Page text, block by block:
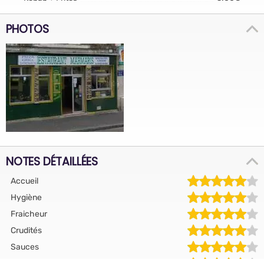
PHOTOS
NOTES DÉTAILLÉES
Accueil
Hygiène
Fraicheur
Crudités
Sauces